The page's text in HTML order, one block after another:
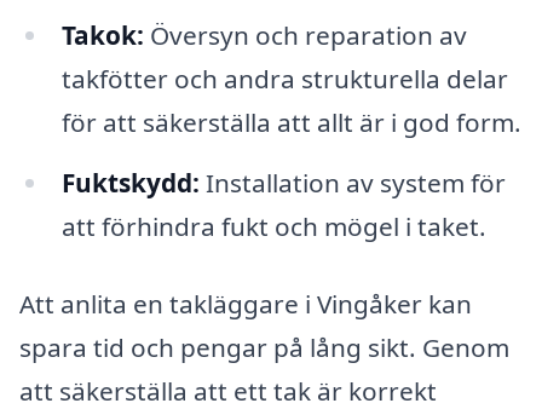
Takok: Översyn och reparation av
takfötter och andra strukturella delar
för att säkerställa att allt är i god form.
Fuktskydd: Installation av system för
att förhindra fukt och mögel i taket.
Att anlita en takläggare i Vingåker kan
spara tid och pengar på lång sikt. Genom
att säkerställa att ett tak är korrekt